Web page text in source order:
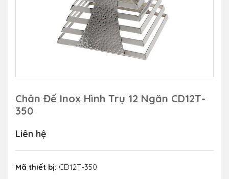
Chân Đế Inox Hình Trụ 12 Ngăn CD12T-
350
Liên hệ
Mã thiết bị: CD12T-350